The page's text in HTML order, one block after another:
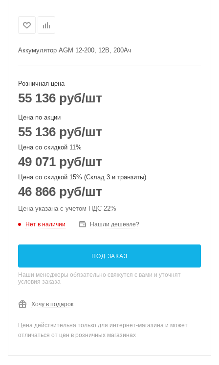
Аккумулятор AGM 12-200, 12В, 200Ач
Розничная цена
55 136 руб/шт
Цена по акции
55 136 руб/шт
Цена со скидкой 11%
49 071 руб/шт
Цена со скидкой 15% (Склад 3 и транзиты)
46 866 руб/шт
Цена указана с учетом НДС 22%
Нет в наличии Нашли дешевле?
ПОД ЗАКАЗ
Наши менеджеры обязательно свяжутся с вами и уточнят
условия заказа
Хочу в подарок
Цена действительна только для интернет-магазина и может
отличаться от цен в розничных магазинах